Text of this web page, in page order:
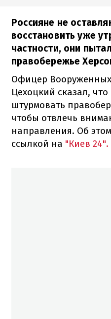
Россияне не
восстановить уже
частности, они
правобережье
Офицер
Цехоцкий сказал,
штурмовать
чтобы отвлечь
направления. Об
ссылкой на "Киев 24".